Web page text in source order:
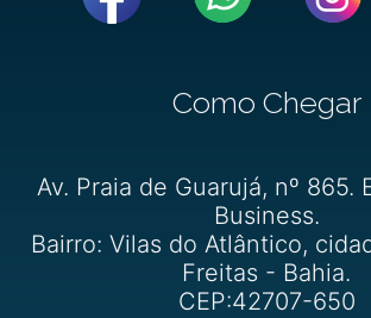
Como Chegar
Av. Praia de Guarujá, nº 865.
Business.
Bairro: Vilas do Atlântico,
Freitas - Bahia.
CEP:42707-650